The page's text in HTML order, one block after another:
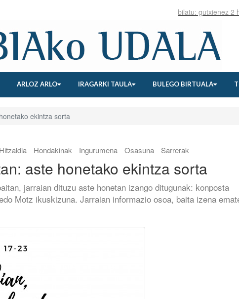
ARLOZ ARLO IRAGARKI TAULA BULEGO BIRTUALA
ekintza sorta
Hitzaldia Hondakinak Ingurumena Osasuna Sarrerak
aste honetako ekintza sorta
jarraian dituzu aste honetan izango ditugunak: konposta
Motz ikuskizuna. Jarraian informazio osoa, baita izena